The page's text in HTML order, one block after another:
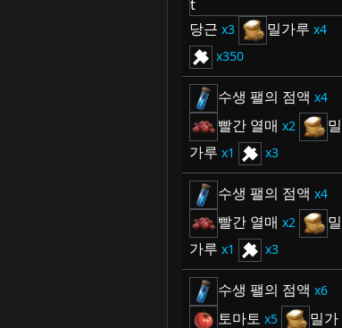
당근 3 밀가루
4
350
수생 팰의 점액 4
빨간 열매 2
밀
가루
1 3
수생 팰의 점액 4
빨간 열매 2
밀
가루
1 3
수생 팰의 점액 6
토마토 5
밀가